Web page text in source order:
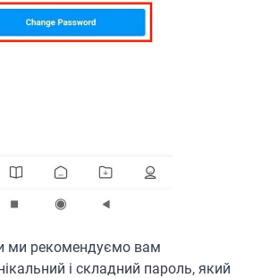
ми рекомендуємо вам
і складний пароль, який